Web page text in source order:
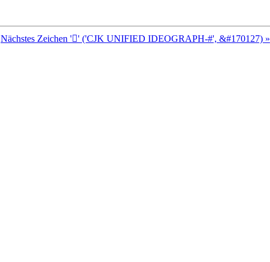
Nächstes Zeichen '𩢏' ('CJK UNIFIED IDEOGRAPH-#', &#170127) »